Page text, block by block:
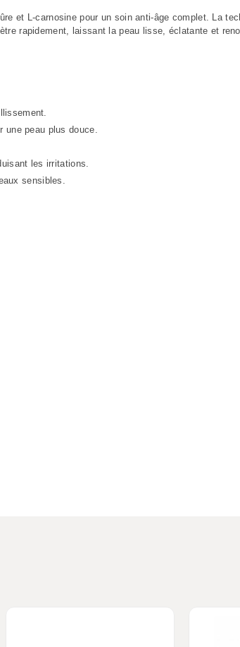
et L-carnosine pour un soin anti-âge complet. La
rapidement, laissant la peau lisse, éclatante et
peau plus douce.
les irritations.
sensibles.